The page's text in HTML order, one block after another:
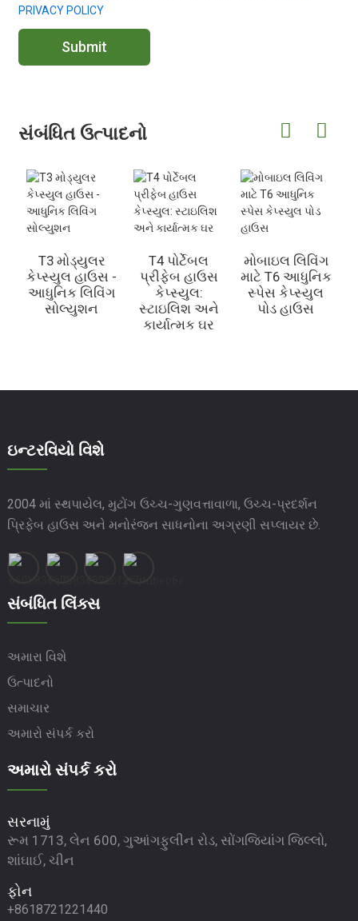
PRIVACY POLICY
Submit
સંબંધિત ઉત્પાદનો
T3 મોડ્યુલર
કેપ્સ્યુલ હાઉસ -
આધુનિક લિવિંગ
સોલ્યુશન
T4 પોર્ટેબલ
પ્રીફેબ હાઉસ
કેપ્સ્યુલ:
સ્ટાઇલિશ અને
કાર્યાત્મક ઘર
મોબાઇલ લિવિંગ
માટે T6 આધુનિક
સ્પેસ કેપ્સ્યુલ
પોડ હાઉસ
ઇન્ટરવિયો વિશે
2004 માં સ્થપાયેલ, મુટોંગ ઉચ્ચ-ગુણવત્તાવાળા, ઉચ્ચ-પ્રદર્શન
પ્રિફેબ હાઉસ અને મનોરંજન સાધનોના અગ્રણી સપ્લાયર છે.
સંબંધિત લિંક્સ
અમારા વિશે
ઉત્પાદનો
સમાચાર
અમારો સંપર્ક કરો
અમારો સંપર્ક કરો
સરનામું
રૂમ 1713, લેન 600, ગુઆંગફુલીન રોડ, સોંગજિયાંગ જિલ્લો,
શાંઘાઈ, ચીન
ફોન
+8618721221440